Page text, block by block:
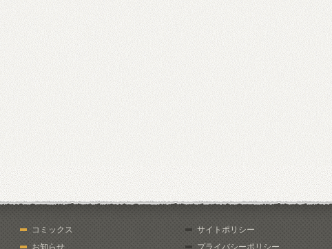
コミックス
お知らせ
サイトポリシー
プライバシーポリシー